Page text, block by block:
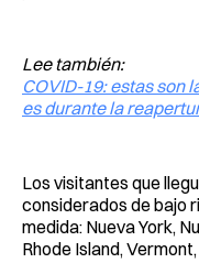
Lee también:
COVID-19: estas son
es durante la
Los visitantes que
considerados de bajo
medida: Nueva York,
Rhode Island,